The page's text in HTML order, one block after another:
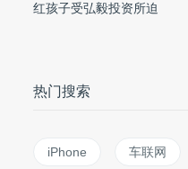
红孩子受弘毅投资所迫
热门搜索
iPhone 车联网